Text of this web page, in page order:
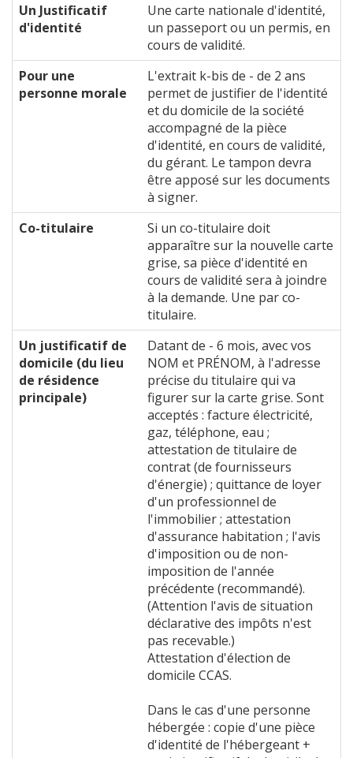
Un Justificatif
d'identité
Une carte nationale d'identité,
un passeport ou un permis, en
cours de validité.
Pour une
personne morale
L'extrait k-bis de - de 2 ans
permet de justifier de l'identité
et du domicile de la société
accompagné de la pièce
d'identité, en cours de validité,
du gérant. Le tampon devra
être apposé sur les documents
à signer.
Co-titulaire
Si un co-titulaire doit
apparaître sur la nouvelle carte
grise, sa pièce d'identité en
cours de validité sera à joindre
à la demande. Une par co-
titulaire.
Un justificatif de
domicile (du lieu
de résidence
principale)
Datant de - 6 mois, avec vos
NOM et PRÉNOM, à l'adresse
précise du titulaire qui va
figurer sur la carte grise. Sont
acceptés : facture électricité,
gaz, téléphone, eau ;
attestation de titulaire de
contrat (de fournisseurs
d'énergie) ; quittance de loyer
d'un professionnel de
l'immobilier ; attestation
d'assurance habitation ; l'avis
d'imposition ou de non-
imposition de l'année
précédente (recommandé).
(Attention l'avis de situation
déclarative des impôts n'est
pas recevable.)
Attestation d'élection de
domicile CCAS.
Dans le cas d'une personne
hébergée : copie d'une pièce
d'identité de l'hébergeant +